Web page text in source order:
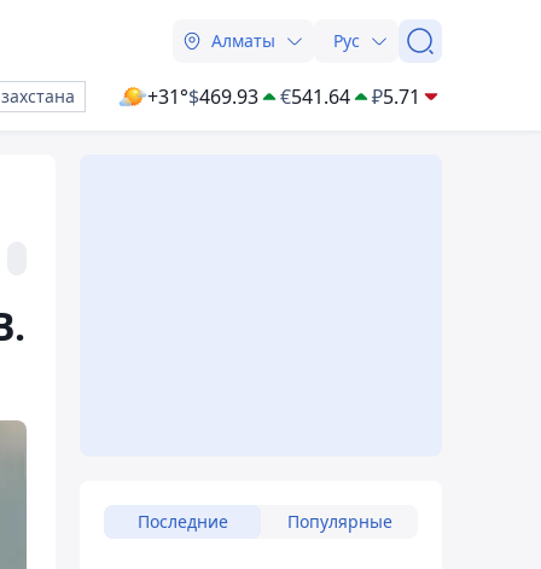
Алматы Рус
+31°$469.93 €541.64 ₽5.71
Последние Популярные